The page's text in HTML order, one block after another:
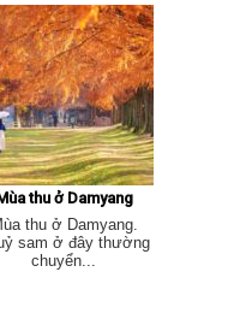
thu ở Damyang
thu ở Damyang.
sam ở đây thường
chuyển...